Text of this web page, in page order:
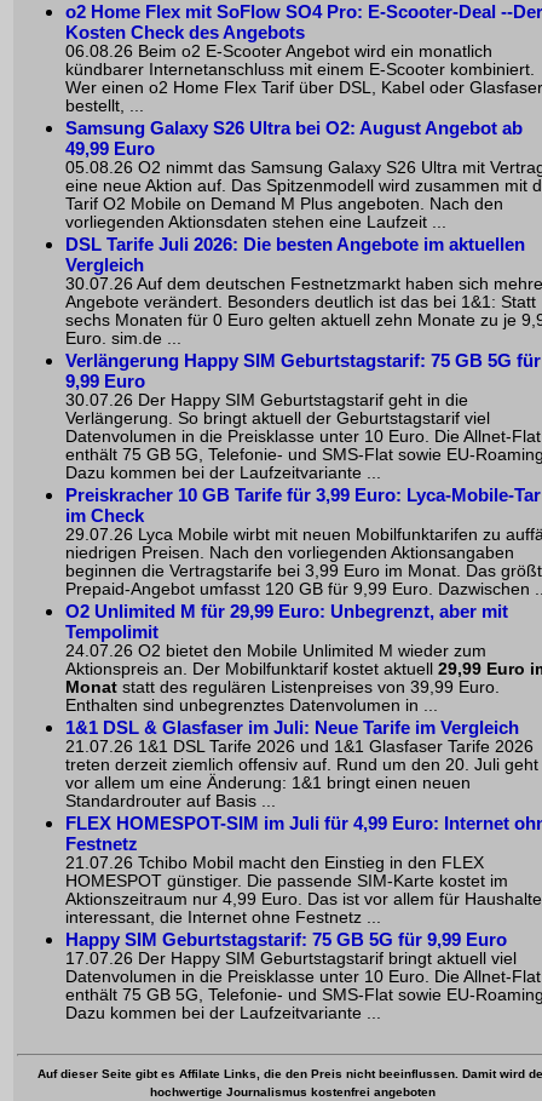
o2 Home Flex mit SoFlow SO4 Pro: E-Scooter-Deal --Der
Kosten Check des Angebots
06.08.26 Beim o2 E-Scooter Angebot wird ein monatlich
kündbarer Internetanschluss mit einem E-Scooter kombiniert.
Wer einen o2 Home Flex Tarif über DSL, Kabel oder Glasfaser
bestellt, ...
Samsung Galaxy S26 Ultra bei O2: August Angebot ab
49,99 Euro
05.08.26 O2 nimmt das Samsung Galaxy S26 Ultra mit
eine neue Aktion auf. Das Spitzenmodell wird zusammen mit
Tarif O2 Mobile on Demand M Plus angeboten. Nach den
vorliegenden Aktionsdaten stehen eine Laufzeit ...
DSL Tarife Juli 2026: Die besten Angebote im aktuellen
Vergleich
30.07.26 Auf dem deutschen Festnetzmarkt haben sich
Angebote verändert. Besonders deutlich ist das bei 1&1: Statt
sechs Monaten für 0 Euro gelten aktuell zehn Monate zu je
Euro. sim.de ...
Verlängerung Happy SIM Geburtstagstarif: 75 GB 5G für
9,99 Euro
30.07.26 Der Happy SIM Geburtstagstarif geht in die
Verlängerung. So bringt aktuell der Geburtstagstarif viel
Datenvolumen in die Preisklasse unter 10 Euro. Die Allnet-Flat
enthält 75 GB 5G, Telefonie- und SMS-Flat sowie EU-
Dazu kommen bei der Laufzeitvariante ...
Preiskracher 10 GB Tarife für 3,99 Euro: Lyca-Mobile-
im Check
29.07.26 Lyca Mobile wirbt mit neuen Mobilfunktarifen zu
niedrigen Preisen. Nach den vorliegenden Aktionsangaben
beginnen die Vertragstarife bei 3,99 Euro im Monat. Das
Prepaid-Angebot umfasst 120 GB für 9,99 Euro. Dazwischen
O2 Unlimited M für 29,99 Euro: Unbegrenzt, aber mit
Tempolimit
24.07.26 O2 bietet den Mobile Unlimited M wieder zum
Aktionspreis an. Der Mobilfunktarif kostet aktuell 29,99 Euro
Monat statt des regulären Listenpreises von 39,99 Euro.
Enthalten sind unbegrenztes Datenvolumen in ...
1&1 DSL & Glasfaser im Juli: Neue Tarife im Vergleich
21.07.26 1&1 DSL Tarife 2026 und 1&1 Glasfaser Tarife 2026
treten derzeit ziemlich offensiv auf. Rund um den 20. Juli geht
vor allem um eine Änderung: 1&1 bringt einen neuen
Standardrouter auf Basis ...
FLEX HOMESPOT-SIM im Juli für 4,99 Euro: Internet
Festnetz
21.07.26 Tchibo Mobil macht den Einstieg in den FLEX
HOMESPOT günstiger. Die passende SIM-Karte kostet im
Aktionszeitraum nur 4,99 Euro. Das ist vor allem für Haushalte
interessant, die Internet ohne Festnetz ...
Happy SIM Geburtstagstarif: 75 GB 5G für 9,99 Euro
17.07.26 Der Happy SIM Geburtstagstarif bringt aktuell viel
Datenvolumen in die Preisklasse unter 10 Euro. Die Allnet-Flat
enthält 75 GB 5G, Telefonie- und SMS-Flat sowie EU-
Dazu kommen bei der Laufzeitvariante ...
Auf dieser Seite gibt es Affilate Links, die den Preis nicht beeinflussen. Damit wird
hochwertige Journalismus kostenfrei angeboten